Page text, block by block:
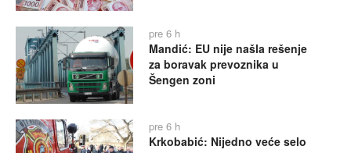
pre 6 h
Mandić: EU nije našla rešenje
za boravak prevoznika u
Šengen zoni
pre 6 h
Krkobabić: Nijedno veće selo